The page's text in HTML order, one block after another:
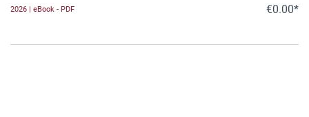
2026 | eBook - PDF €0.00*